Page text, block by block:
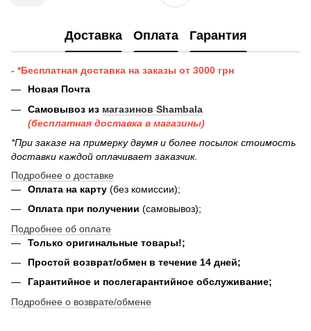
Доставка Оплата Гарантия
- *Бесплатная доставка на заказы от 3000 грн
Новая Почта
Самовывоз из магазинов Shambala
(бесплатная доставка в магазины)
*При заказе на примерку двумя и более посылок стоимость
доставки каждой оплачивает заказчик.
Подробнее о доставке
Оплата на карту (без комиссии);
Оплата при получении (самовывоз);
Подробнее об оплате
Только оригинальные товары!;
Простой возврат/обмен в течение 14 дней;
Гарантийное и послегарантийное обслуживание;
Подробнее о возврате/обмене